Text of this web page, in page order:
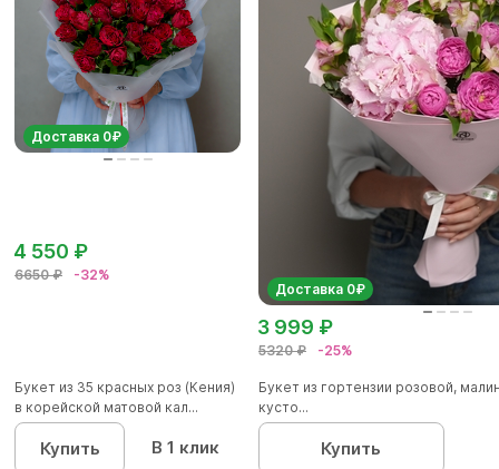
Доставка 0₽
6650 ₽ -32%
4 550 ₽
Букет из 35 красных роз (Кения)
в корейской матовой кал...
Купить В 1 клик
Доставка 0₽
5320 ₽ -25%
3 999 ₽
Букет из гортензии розовой,
кусто...
Купить